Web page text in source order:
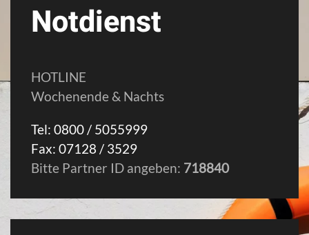
Notdienst
HOTLINE
Wochenende & Nachts
Tel: 0800 / 5055999
Fax: 07128 / 3529
Bitte Partner ID angeben: 718840